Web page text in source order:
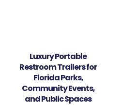
Luxury Portable
Restroom Trailers for
Florida Parks,
Community Events,
and Public Spaces